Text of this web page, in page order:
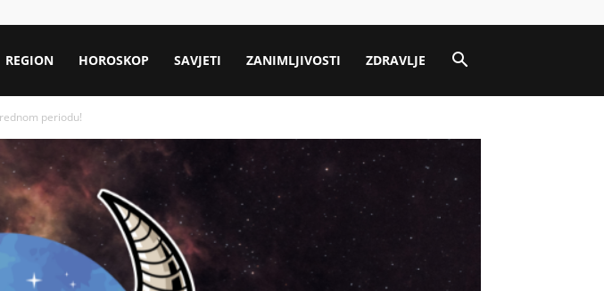
REGION HOROSKOP SAVJETI ZANIMLJIVOSTI ZDRAVLJE
periodu!